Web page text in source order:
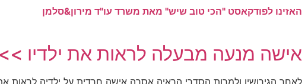
האזינו לפודקאסט "הכי טוב שיש" מאת משרד עו"ד מירון&סלמן
אישה מנעה מבעלה לראות את ילדיו >>